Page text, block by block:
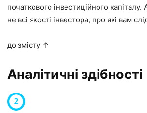
початкового інвестиційного
не всі якості інвестора, про які вам
до змісту ↑
Аналітичні здібності